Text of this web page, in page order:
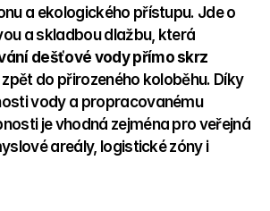
a ekologického přístupu. Jde o
a skladbou dlažbu, která
dešťové vody přímo skrz
do přirozeného koloběhu. Díky
vody a propracovanému
je vhodná zejména pro veřejná
areály, logistické zóny i